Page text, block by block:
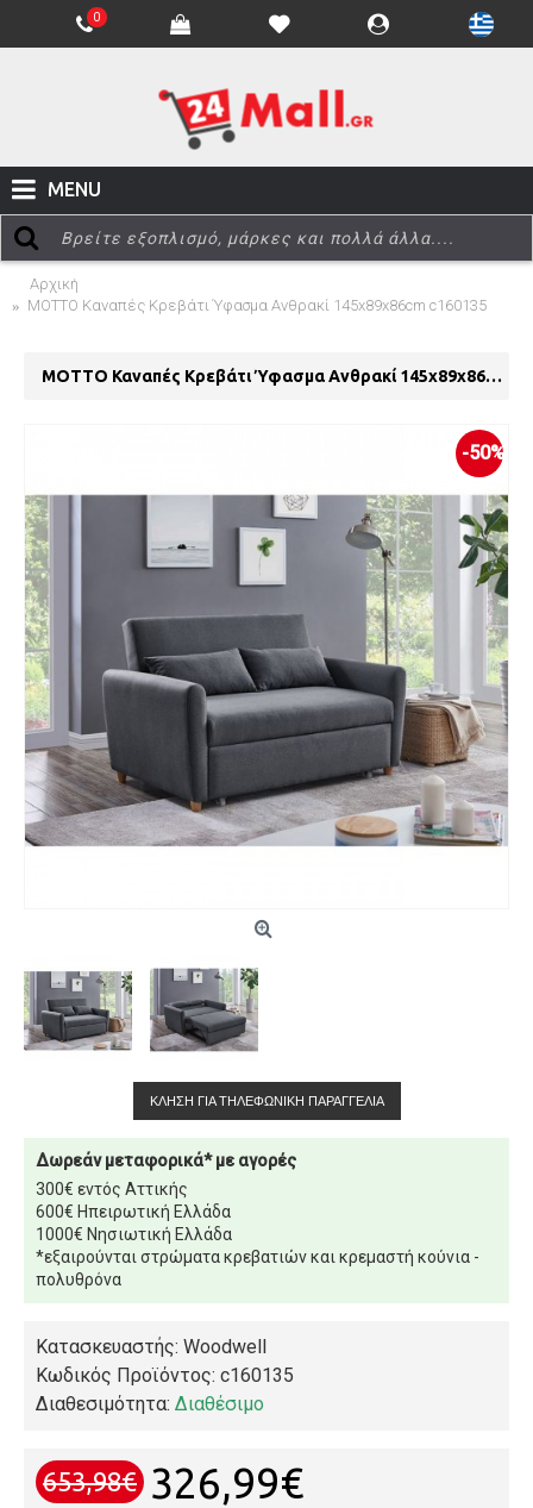
0
MENU
Αρχική
MOTTO Καναπές Κρεβάτι Ύφασμα Ανθρακί 145x89x86cm c160135
MOTTO Καναπές Κρεβάτι Ύφασμα Ανθρακί 145x89x86cm c160135
-50%
ΚΛΉΣΗ ΓΙΑ ΤΗΛΕΦΩΝΙΚΉ ΠΑΡΑΓΓΕΛΊΑ
Δωρεάν μεταφορικά* με αγορές
300€ εντός Αττικής
600€ Ηπειρωτική Ελλάδα
1000€ Νησιωτική Ελλάδα
*εξαιρούνται στρώματα κρεβατιών και κρεμαστή κούνια -
πολυθρόνα
Κατασκευαστής: Woodwell
Κωδικός Προϊόντος: c160135
Διαθεσιμότητα: Διαθέσιμο
653,98€ 326,99€